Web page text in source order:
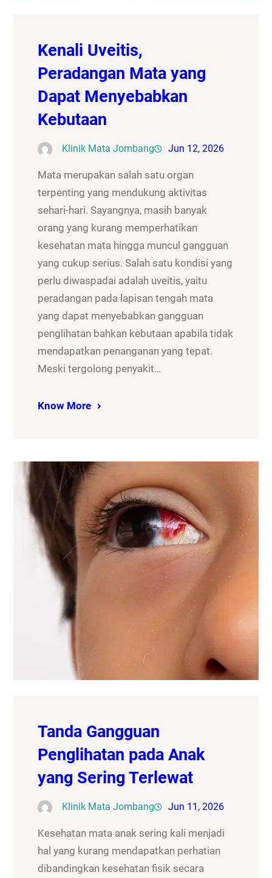
Kenali Uveitis,
Peradangan Mata yang
Dapat Menyebabkan
Kebutaan
Klinik Mata Jombang Jun 12, 2026
Mata merupakan salah satu organ
terpenting yang mendukung aktivitas
sehari-hari. Sayangnya, masih banyak
orang yang kurang memperhatikan
kesehatan mata hingga muncul gangguan
yang cukup serius. Salah satu kondisi yang
perlu diwaspadai adalah uveitis, yaitu
peradangan pada lapisan tengah mata
yang dapat menyebabkan gangguan
penglihatan bahkan kebutaan apabila tidak
mendapatkan penanganan yang tepat.
Meski tergolong penyakit…
Know More
Tanda Gangguan
Penglihatan pada Anak
yang Sering Terlewat
Klinik Mata Jombang Jun 11, 2026
Kesehatan mata anak sering kali menjadi
hal yang kurang mendapatkan perhatian
dibandingkan kesehatan fisik secara